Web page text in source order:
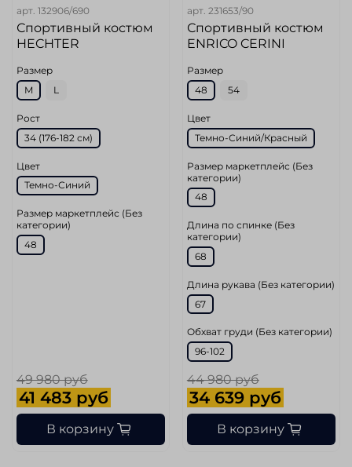
арт. 132906/690
Спортивный костюм
HECHTER
Размер
M
L
Рост
34 (176-182 см)
Цвет
Темно-Синий
Размер маркетплейс (Без
категории)
48
49 980 руб
41 483 руб
В корзину
арт. 231653/90
Спортивный костюм
ENRICO CERINI
Размер
48
54
Цвет
Темно-Синий/Красный
Размер маркетплейс (Без
категории)
48
Длина по спинке (Без
категории)
68
Длина рукава (Без категории)
67
Обхват груди (Без категории)
96-102
44 980 руб
34 639 руб
В корзину